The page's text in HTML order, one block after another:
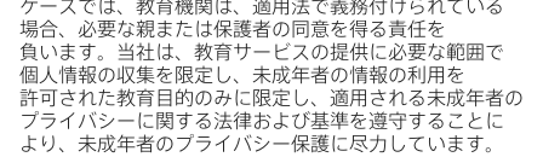
ケースでは、​教育機関は、​適用法で​義務付けられている​
場合、​必要な​親または​保護者の​同意を​得る​責任を​
負います。​当社は、​教育サービスの​提供に​必要な​範囲で​
個人情報の​収集を​限定し、​未成年者の​情報の​利用を​
許可された​教育目的のみに​限定し、​適用される​未成年者の​
プライバシーに​関する​法律および​基準を​遵守する​ことに​
より、​未成年者の​プライバシー保護に​尽力しています。